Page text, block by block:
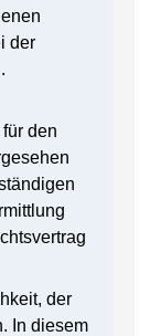
der
den
der
In diesem